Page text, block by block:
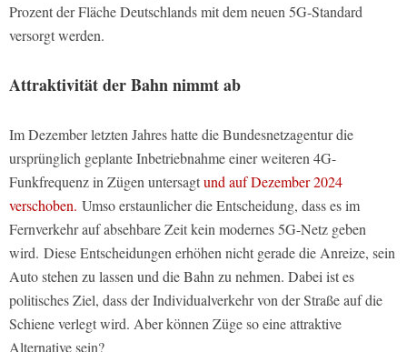
Prozent der Fläche Deutschlands mit dem neuen 5G-Standard
versorgt werden.
Attraktivität der Bahn nimmt ab
Im Dezember letzten Jahres hatte die Bundesnetzagentur die
ursprünglich geplante Inbetriebnahme einer weiteren 4G-
Funkfrequenz in Zügen untersagtund auf Dezember 2024
verschoben. Umso erstaunlicher die Entscheidung, dass es im
Fernverkehr auf absehbare Zeit kein modernes 5G-Netz geben
wird. Diese Entscheidungen erhöhen nicht gerade die Anreize, sein
Auto stehen zu lassen und die Bahn zu nehmen. Dabei ist es
politisches Ziel, dass der Individualverkehr von der Straße auf die
Schiene verlegt wird. Aber können Züge so eine attraktive
Alternative sein?